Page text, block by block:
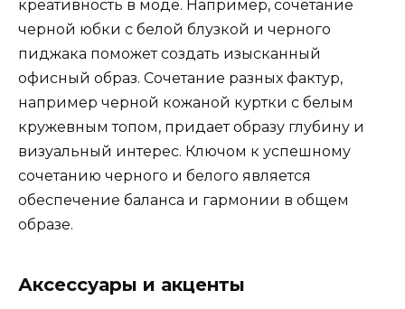
креативность в моде. Например, сочетание
черной юбки с белой блузкой и черного
пиджака поможет создать изысканный
офисный образ. Сочетание разных фактур,
например черной кожаной куртки с белым
кружевным топом, придает образу глубину и
визуальный интерес. Ключом к успешному
сочетанию черного и белого является
обеспечение баланса и гармонии в общем
образе.
Аксессуары и акценты